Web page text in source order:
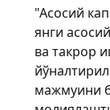
"Асосий
янги
ва такрор
мажмуини